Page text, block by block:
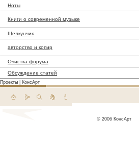
Ноты
Книги о современной музыке
Щелкунчик
авторство и копир
Очистка форума
Обсуждение статей
Проекты КонсАрт
© 2006 КонсАрт